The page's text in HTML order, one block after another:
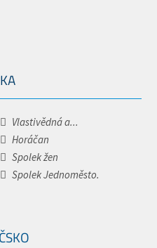
Vlastivědná a...
Horáčan
Spolek žen
Spolek Jednoměsto.